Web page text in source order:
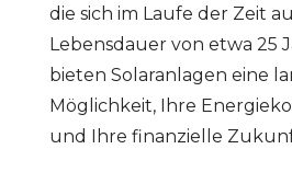
die sich im Laufe der Zeit
Lebensdauer von etwa 25
bieten Solaranlagen eine
Möglichkeit, Ihre
und Ihre finanzielle